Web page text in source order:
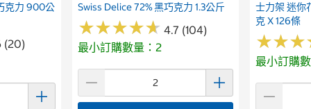
克力 900公
(20)
Swiss Delice 72% 黑巧克力 1.3公斤
★★★★★
★★★★★ 4.7 (104)
最小訂購數量：2
士力架 迷你
克 X 126條
★★★
★★★
最小訂購